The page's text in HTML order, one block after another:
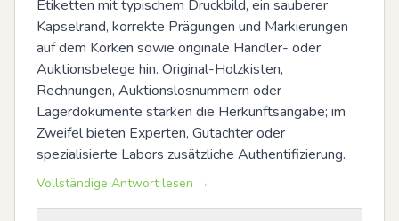
Etiketten mit typischem Druckbild, ein sauberer
Kapselrand, korrekte Prägungen und Markierungen
auf dem Korken sowie originale Händler- oder
Auktionsbelege hin. Original-Holzkisten,
Rechnungen, Auktionslosnummern oder
Lagerdokumente stärken die Herkunftsangabe; im
Zweifel bieten Experten, Gutachter oder
spezialisierte Labors zusätzliche Authentifizierung.
Vollständige Antwort lesen →